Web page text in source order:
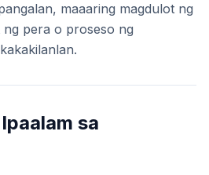
maaaring magdulot ng
pera o proseso ng
sa